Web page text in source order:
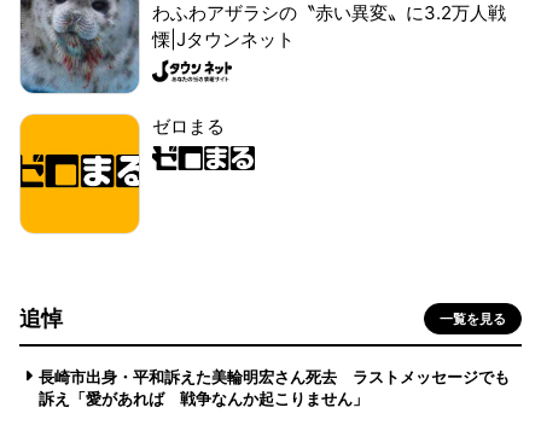
わふわアザラシの〝赤い異変〟に3.2万人戦
慄|Jタウンネット
ゼロまる
追悼 一覧を見る
長崎市出身・平和訴えた美輪明宏さん死去 ラストメッセージでも
訴え「愛があれば 戦争なんか起こりません」